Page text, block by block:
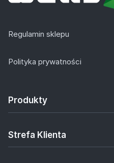
Regulamin sklepu
Polityka prywatności
Produkty
Strefa Klienta